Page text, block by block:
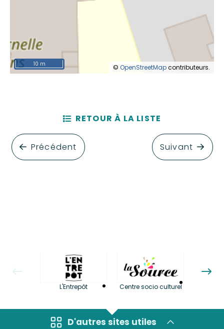
© OpenStreetMapcontributeurs.
10 m
Précédent
RETOUR À LA LISTE
Suivant
L'Entrepôt Centre socio culturel
D'autres sites utiles